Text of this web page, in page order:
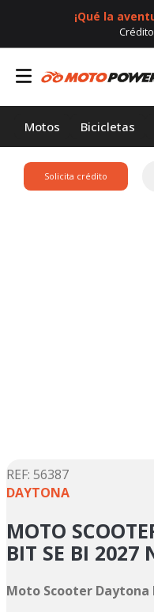
¡Qué la
Motos Bicicletas
Solicita crédito
: 56387
DAYTONA
MOTO
BIT SE BI 2027
Moto Scooter Daytona